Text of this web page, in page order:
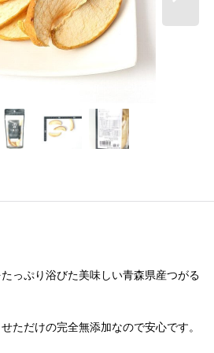
っぷり浴びた美味しい青森県産つがる
ただけの完全無添加なので安心です。